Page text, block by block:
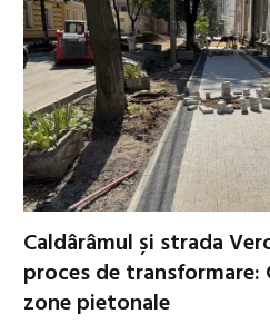
Caldârâmul și strada
proces de transformare:
zone pietonale